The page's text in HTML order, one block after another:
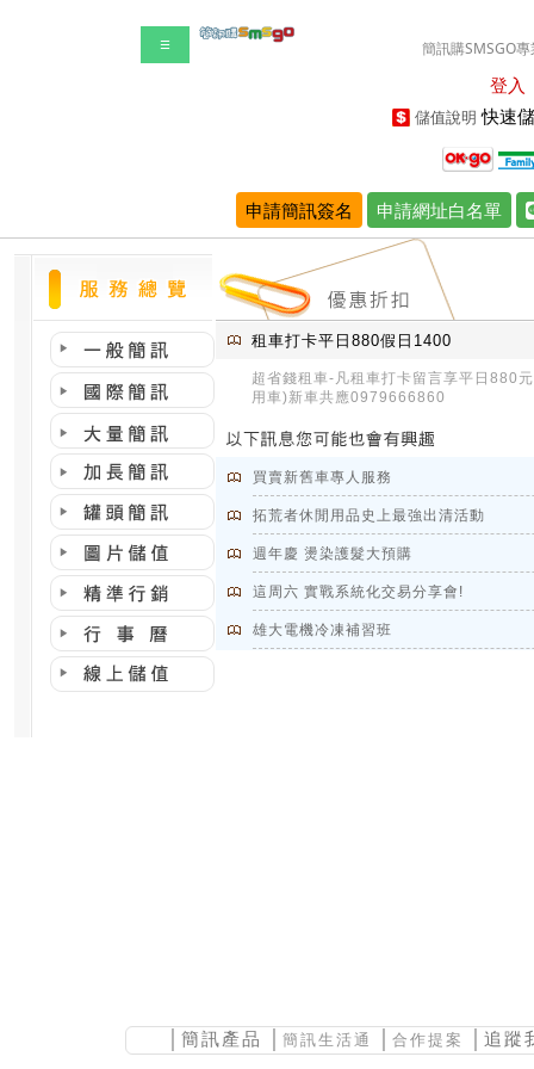
☰ 簡訊購SMSGO
登入
儲值說明 快速
申請簡訊簽名 申請網址白名單
租車打卡平日880假日1400
超省錢租車-凡租車打卡留言享平日880
用車)新車共應0979666860
買賣新舊車專人服務
拓荒者休閒用品史上最強出清活動
週年慶 燙染護髮大預購
這周六 實戰系統化交易分享會!
雄大電機冷凍補習班
簡訊產品 簡訊生活通 合作提案 │追蹤